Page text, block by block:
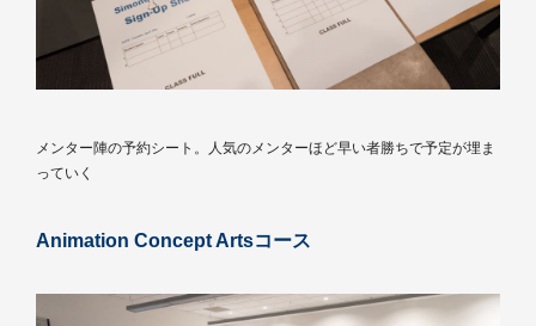
メンター陣の予約シート。人気のメンターほど早い者勝ちで予定が埋ま
っていく
Animation Concept Artsコース